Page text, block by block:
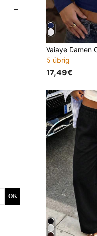
OK
5 übrig
17,49€